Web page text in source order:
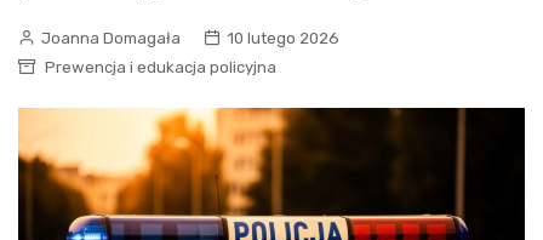
Joanna Domagała
10 lutego 2026
Prewencja i edukacja policyjna